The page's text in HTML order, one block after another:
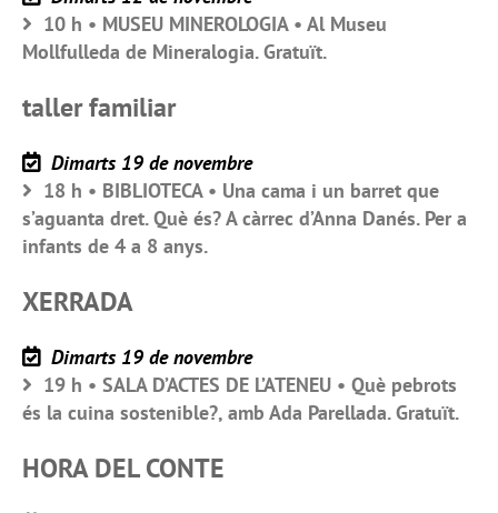
10 h • MUSEU MINEROLOGIA • Al Museu
Mollfulleda de Mineralogia. Gratuït.
taller familiar
Dimarts 19 de novembre
18 h • BIBLIOTECA • Una cama i un barret que
s’aguanta dret. Què és? A càrrec d’Anna Danés. Per a
infants de 4 a 8 anys.
XERRADA
Dimarts 19 de novembre
19 h • SALA D’ACTES DE L’ATENEU • Què pebrots
és la cuina sostenible?, amb Ada Parellada. Gratuït.
HORA DEL CONTE